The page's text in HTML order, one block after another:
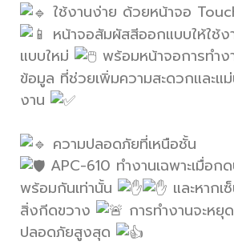
ใช้งานง่าย ด้วยหน้าจอ
หน้าจอสัมผัสสีออกแบบให้ใช้
แบบใหม่
พร้อมหน้าจอการทำ
ข้อมูล ที่ช่วยเพิ่มความสะดวกและแม่
งาน
ความปลอดภัยที่เหนือชั้น
APC-610 ทำงานเฉพาะเมื่อ
พร้อมกันเท่านั้น
และหาก
สิ่งกีดขวาง
การทำงานจะห
ปลอดภัยสูงสุด